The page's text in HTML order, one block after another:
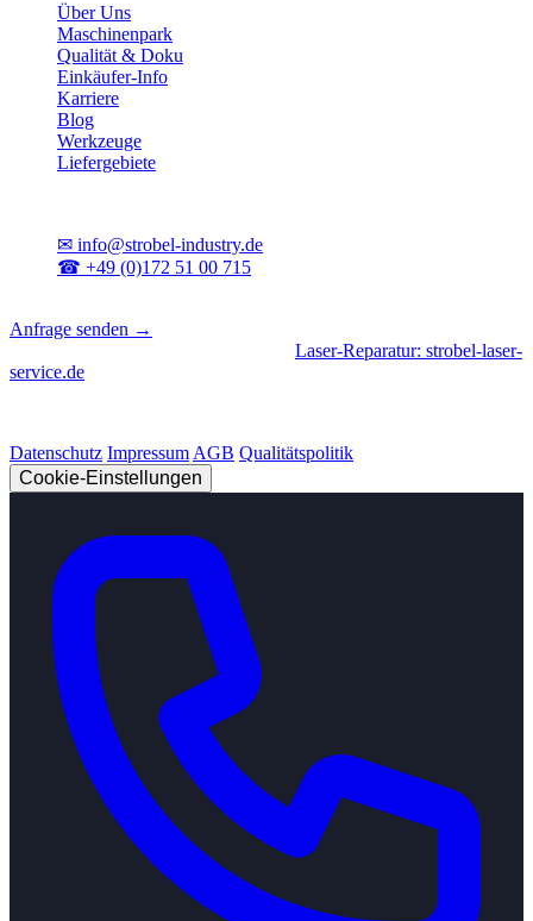
Über Uns
Maschinenpark
Qualität & Doku
Einkäufer-Info
Karriere
Blog
Werkzeuge
Liefergebiete
✉ info@strobel-industry.de
☎ +49 (0)172 51 00 715
Anfrage senden →
Laser-Reparatur: strobel-laser-
service.de
Datenschutz Impressum AGB Qualitätspolitik
Cookie-Einstellungen